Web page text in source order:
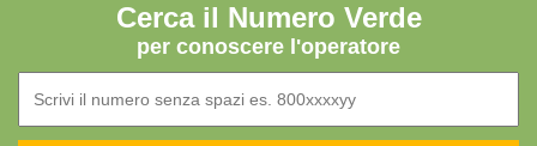
Cerca il Numero Verde
per conoscere l'operatore